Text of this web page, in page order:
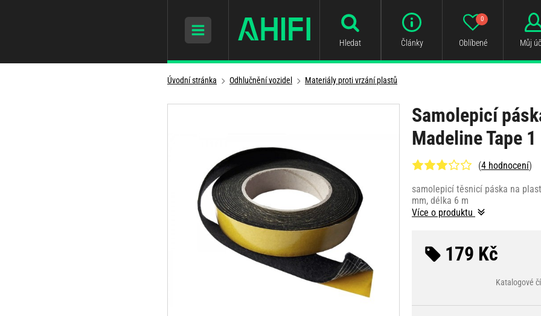
Hledat Články Oblíbené
0
Můj
Úvodní stránka Odhlučnění vozidel Materiály proti vrzání plastů
Samolepicí
Madeline Tape 1
(4 hodnocení)
samolepicí těsnicí páska na
mm, délka 6 m
Více o produktu
179 Kč
Katalogové